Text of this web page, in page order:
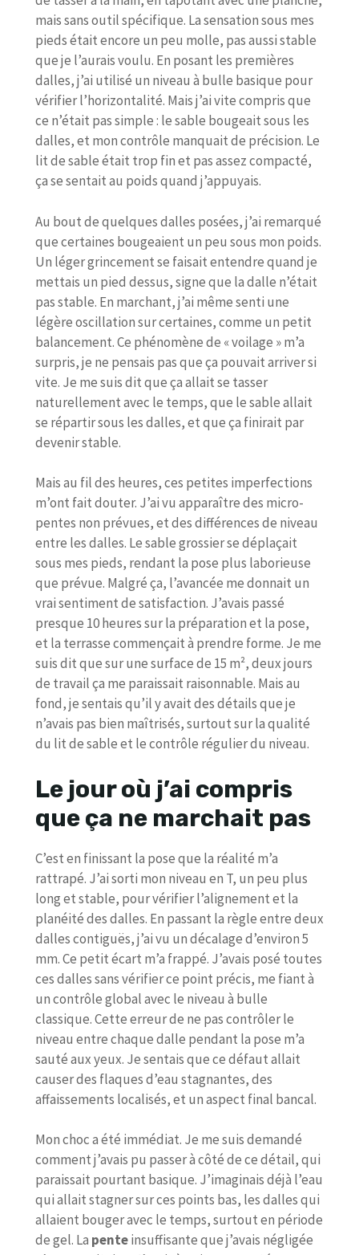
mais sans outil spécifique. La sensation sous mes
pieds était encore un peu molle, pas aussi stable
que je l’aurais voulu. En posant les premières
dalles, j’ai utilisé un niveau à bulle basique pour
vérifier l’horizontalité. Mais j’ai vite compris que
ce n’était pas simple : le sable bougeait sous les
dalles, et mon contrôle manquait de précision. Le
lit de sable était trop fin et pas assez compacté,
ça se sentait au poids quand j’appuyais.
Au bout de quelques dalles posées, j’ai remarqué
que certaines bougeaient un peu sous mon poids.
Un léger grincement se faisait entendre quand je
mettais un pied dessus, signe que la dalle n’était
pas stable. En marchant, j’ai même senti une
légère oscillation sur certaines, comme un petit
balancement. Ce phénomène de « voilage » m’a
surpris, je ne pensais pas que ça pouvait arriver si
vite. Je me suis dit que ça allait se tasser
naturellement avec le temps, que le sable allait
se répartir sous les dalles, et que ça finirait par
devenir stable.
Mais au fil des heures, ces petites imperfections
m’ont fait douter. J’ai vu apparaître des micro-
pentes non prévues, et des différences de niveau
entre les dalles. Le sable grossier se déplaçait
sous mes pieds, rendant la pose plus laborieuse
que prévue. Malgré ça, l’avancée me donnait un
vrai sentiment de satisfaction. J’avais passé
presque 10 heures sur la préparation et la pose,
et la terrasse commençait à prendre forme. Je me
suis dit que sur une surface de 15 m², deux jours
de travail ça me paraissait raisonnable. Mais au
fond, je sentais qu’il y avait des détails que je
n’avais pas bien maîtrisés, surtout sur la qualité
du lit de sable et le contrôle régulier du niveau.
Le jour où j’ai compris
que ça ne marchait pas
C’est en finissant la pose que la réalité m’a
rattrapé. J’ai sorti mon niveau en T, un peu plus
long et stable, pour vérifier l’alignement et la
planéité des dalles. En passant la règle entre deux
dalles contiguës, j’ai vu un décalage d’environ 5
mm. Ce petit écart m’a frappé. J’avais posé toutes
ces dalles sans vérifier ce point précis, me fiant à
un contrôle global avec le niveau à bulle
classique. Cette erreur de ne pas contrôler le
niveau entre chaque dalle pendant la pose m’a
sauté aux yeux. Je sentais que ce défaut allait
causer des flaques d’eau stagnantes, des
affaissements localisés, et un aspect final bancal.
Mon choc a été immédiat. Je me suis demandé
comment j’avais pu passer à côté de ce détail, qui
paraissait pourtant basique. J’imaginais déjà l’eau
qui allait stagner sur ces points bas, les dalles qui
allaient bouger avec le temps, surtout en période
de gel. La penteinsuffisante que j’avais négligée